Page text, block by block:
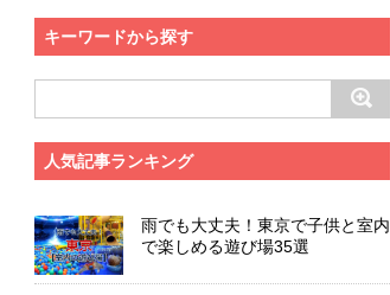
キーワードから探す
人気記事ランキング
雨でも大丈夫！東京で子供と室内
で楽しめる遊び場35選